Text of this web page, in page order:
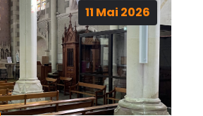
11 Mai 2026